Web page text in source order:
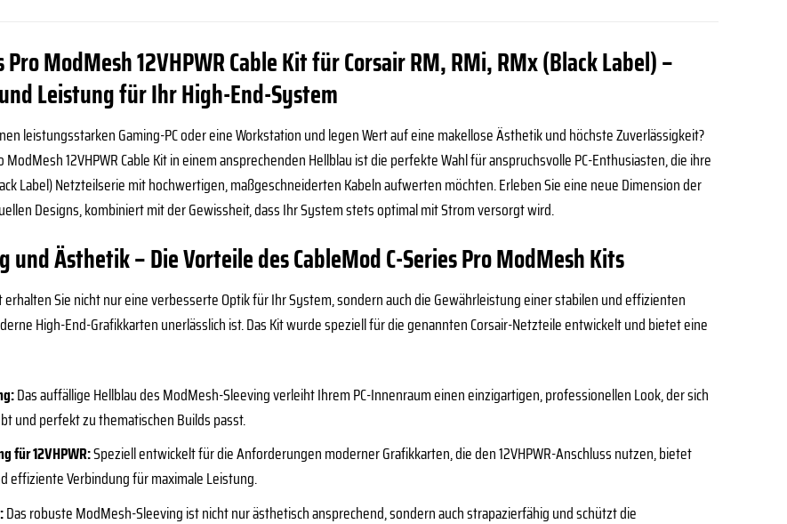
Pro ModMesh 12VHPWR Cable Kit für Corsair RM, RMi, RMx (Black Label) –
Leistung für Ihr High-End-System
leistungsstarken Gaming-PC oder eine Workstation und legen Wert auf eine makellose Ästhetik und höchste Zuverlässigkeit?
ModMesh 12VHPWR Cable Kit in einem ansprechenden Hellblau ist die perfekte Wahl für anspruchsvolle PC-Enthusiasten, die ihre
Label) Netzteilserie mit hochwertigen, maßgeschneiderten Kabeln aufwerten möchten. Erleben Sie eine neue Dimension der
Designs, kombiniert mit der Gewissheit, dass Ihr System stets optimal mit Strom versorgt wird.
und Ästhetik – Die Vorteile des CableMod C-Series Pro ModMesh Kits
Sie nicht nur eine verbesserte Optik für Ihr System, sondern auch die Gewährleistung einer stabilen und effizienten
High-End-Grafikkarten unerlässlich ist. Das Kit wurde speziell für die genannten Corsair-Netzteile entwickelt und bietet eine
Das auffällige Hellblau des ModMesh-Sleeving verleiht Ihrem PC-Innenraum einen einzigartigen, professionellen Look, der sich
und perfekt zu thematischen Builds passt.
für 12VHPWR:Speziell entwickelt für die Anforderungen moderner Grafikkarten, die den 12VHPWR-Anschluss nutzen, bietet
effiziente Verbindung für maximale Leistung.
Das robuste ModMesh-Sleeving ist nicht nur ästhetisch ansprechend, sondern auch strapazierfähig und schützt die